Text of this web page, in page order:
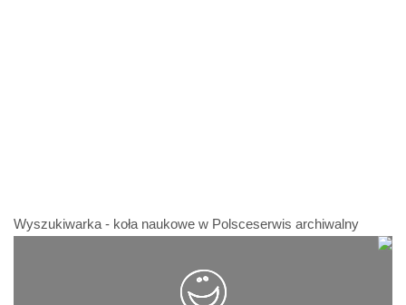
Wyszukiwarka - koła naukowe w Polsceserwis archiwalny